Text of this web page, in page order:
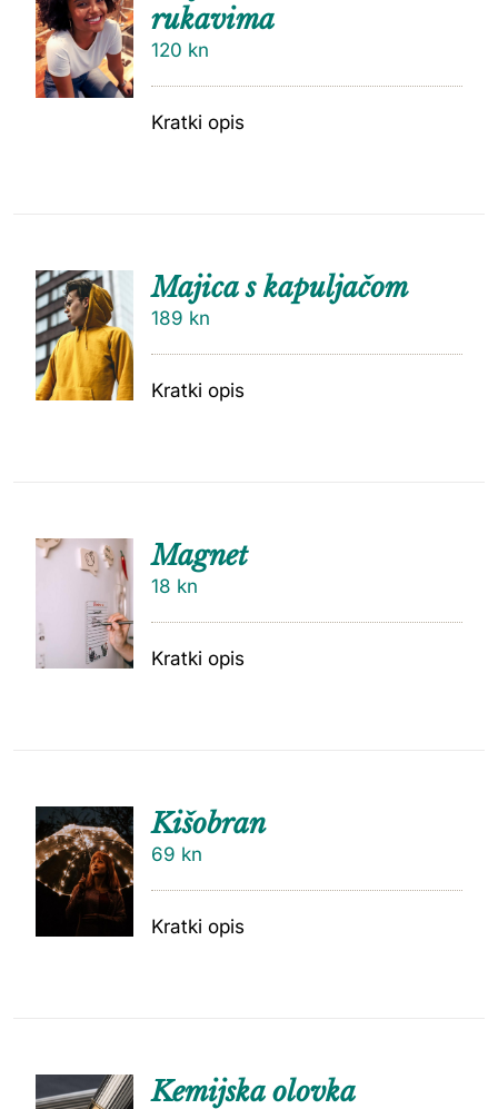
U
CU
rukavima
120 kn
Kratki opis
U
KOŠARI
Majica s kapuljačom
189 kn
Kratki opis
DODAJ
Magnet
18 kn
Kratki opis
Kišobran
69 kn
Kratki opis
Kemijska olovka